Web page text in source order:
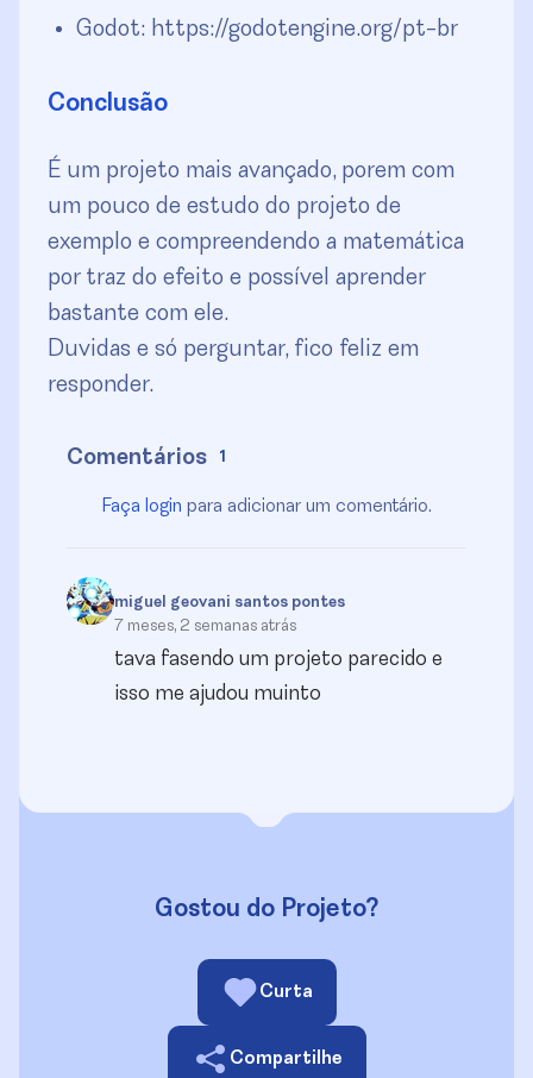
Godot: https://godotengine.org/pt-br
Conclusão
É um projeto mais avançado, porem com
um pouco de estudo do projeto de
exemplo e compreendendo a matemática
por traz do efeito e possível aprender
bastante com ele.
Duvidas e só perguntar, fico feliz em
responder.
Comentários 1
Faça login para adicionar um comentário.
miguel geovani santos pontes
7 meses, 2 semanas atrás
tava fasendo um projeto parecido e
isso me ajudou muinto
Gostou do Projeto?
Curta
Compartilhe